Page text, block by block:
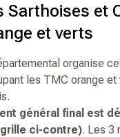
Sarthoises et
et verts
organise
les TMC orange et
général final est
ci-contre). Les 3